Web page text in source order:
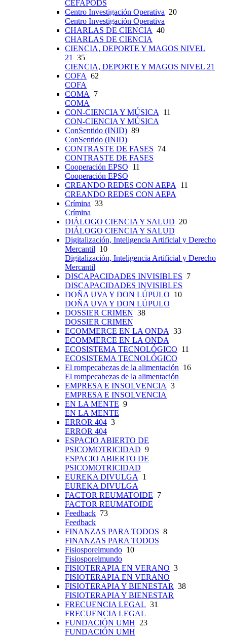
CEFAPODS
Centro Investigación Operativa 20
Centro Investigación Operativa
CHARLAS DE CIENCIA 40
CHARLAS DE CIENCIA
CIENCIA, DEPORTE Y MAGOS NIVEL
21 35
CIENCIA, DEPORTE Y MAGOS NIVEL 21
COFA 62
COFA
COMA 7
COMA
CON-CIENCIA Y MÚSICA 11
CON-CIENCIA Y MÚSICA
ConSentido (INID) 89
ConSentido (INID)
CONTRASTE DE FASES 74
CONTRASTE DE FASES
Cooperación EPSO 11
Cooperación EPSO
CREANDO REDES CON AEPA 11
CREANDO REDES CON AEPA
Crímina 33
Crímina
DIÁLOGO CIENCIA Y SALUD 20
DIÁLOGO CIENCIA Y SALUD
Digitalización, Inteligencia Artificial y Derecho
Mercantil 10
Digitalización, Inteligencia Artificial y Derecho
Mercantil
DISCAPACIDADES INVISIBLES 7
DISCAPACIDADES INVISIBLES
DOÑA UVA Y DON LÚPULO 10
DOÑA UVA Y DON LÚPULO
DOSSIER CRIMEN 38
DOSSIER CRIMEN
ECOMMERCE EN LA ONDA 33
ECOMMERCE EN LA ONDA
ECOSISTEMA TECNOLÓGICO 11
ECOSISTEMA TECNOLÓGICO
El rompecabezas de la alimentación 16
El rompecabezas de la alimentación
EMPRESA E INSOLVENCIA 3
EMPRESA E INSOLVENCIA
EN LA MENTE 9
EN LA MENTE
ERROR 404 3
ERROR 404
ESPACIO ABIERTO DE
PSICOMOTRICIDAD 9
ESPACIO ABIERTO DE
PSICOMOTRICIDAD
EUREKA DIVULGA 1
EUREKA DIVULGA
FACTOR REUMATOIDE 7
FACTOR REUMATOIDE
Feedback 73
Feedback
FINANZAS PARA TODOS 8
FINANZAS PARA TODOS
Fisiosporelmundo 10
Fisiosporelmundo
FISIOTERAPIA EN VERANO 3
FISIOTERAPIA EN VERANO
FISIOTERAPIA Y BIENESTAR 38
FISIOTERAPIA Y BIENESTAR
FRECUENCIA LEGAL 31
FRECUENCIA LEGAL
FUNDACIÓN UMH 23
FUNDACIÓN UMH